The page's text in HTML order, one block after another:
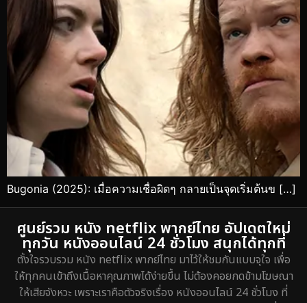
Bugonia (2025): เมื่อความเชื่อผิดๆ กลายเป็นจุดเริ่มต้นข […]
ศูนย์รวม หนัง netflix พากย์ไทย อัปเดตใหม่
ทุกวัน หนังออนไลน์ 24 ชั่วโมง สนุกได้ทุกที่
ตั้งใจรวบรวม หนัง netflix พากย์ไทย มาไว้ให้ชมกันแบบจุใจ เพื่อ
ให้ทุกคนเข้าถึงเนื้อหาคุณภาพได้ง่ายขึ้น ไม่ต้องคอยกดข้ามโฆษณา
ให้เสียจังหวะ เพราะเราคือตัวจริงเรื่อง หนังออนไลน์ 24 ชั่วโมง ที่